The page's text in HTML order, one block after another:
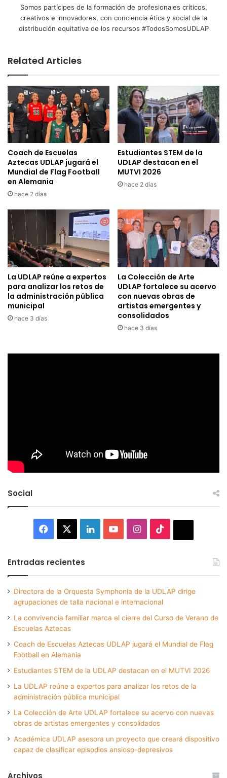
Somos partícipes de la formación de profesionales críticos,
creativos e innovadores, con conciencia ética y social de la
distribución equitativa de los recursos #TodosSomosUDLAP
Related Articles
Coach de Escuelas
Aztecas UDLAP jugará el
Mundial de Flag Football
en Alemania
hace 2 días
Estudiantes STEM de la
UDLAP destacan en el
MUTVI 2026
hace 2 días
La UDLAP reúne a expertos
para analizar los retos de
la administración pública
municipal
hace 3 días
La Colección de Arte
UDLAP fortalece su acervo
con nuevas obras de
artistas emergentes y
consolidados
hace 3 días
Social
Facebook LinkedInYouTubeInstagram
Entradas recientes
Directora de la Orquesta Symphonia de la UDLAP dirige
agrupaciones de talla nacional e internacional
La convivencia familiar marca el cierre del Curso de Verano de
Escuelas Aztecas
Coach de Escuelas Aztecas UDLAP jugará el Mundial de Flag
Football en Alemania
Estudiantes STEM de la UDLAP destacan en el MUTVI 2026
La UDLAP reúne a expertos para analizar los retos de la
administración pública municipal
La Colección de Arte UDLAP fortalece su acervo con nuevas
obras de artistas emergentes y consolidados
Académica UDLAP asesora un proyecto que creará dispositivo
capaz de clasificar episodios ansioso-depresivos
Archivos